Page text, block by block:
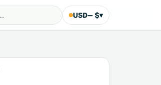
USD— $▾